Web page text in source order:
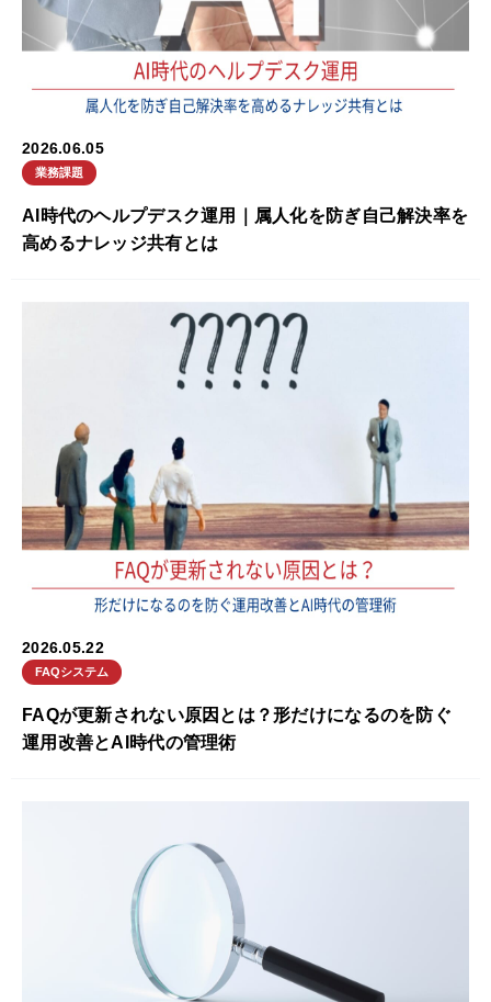
AI時代のヘルプデスク運用｜属人化を防ぎ自己解決率を
高めるナレッジ共有とは
2026.06.05
業務課題
FAQが更新されない原因とは？形だけになるのを防ぐ
運用改善とAI時代の管理術
2026.05.22
FAQシステム